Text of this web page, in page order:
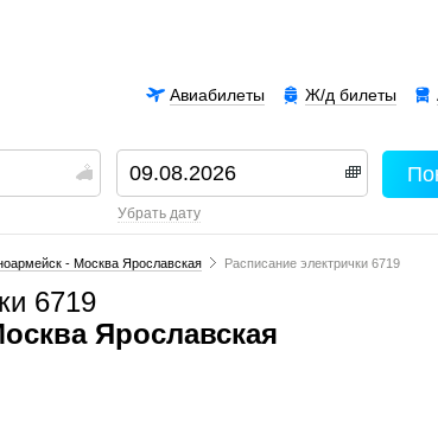
Ж/д билеты
Авиабилеты
убрать дату
- Москва Ярославская Расписание электрички 6719
6719
Ярославская